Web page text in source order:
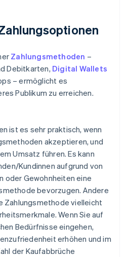
Zahlungsmethoden –
Debitkarten, Digital Wallets
– ermöglicht es
Publikum zu erreichen.
ist es sehr praktisch, wenn
akzeptieren, und
Umsatz führen. Es kann
Kundinnen aufgrund von
oder Gewohnheiten eine
bevorzugen. Andere
Zahlungsmethode vielleicht
Wenn Sie auf
Bedürfnisse eingehen,
erhöhen und im
der Kaufabbrüche